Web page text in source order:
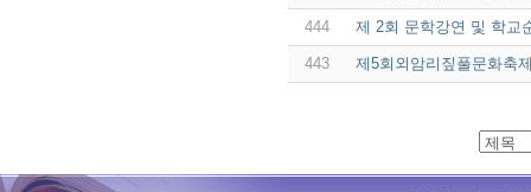
444 제 2회 문학강연 및 학교
443 제5회외암리짚풀문화축